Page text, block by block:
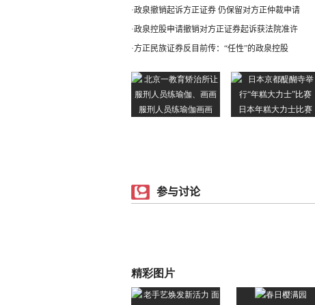
·政泉撤销起诉方正证券 仍保留对方正仲裁申请
·政泉控股申请撤销对方正证券起诉获法院准许
·方正民族证券反目前传：“任性”的政泉控股
参与讨论